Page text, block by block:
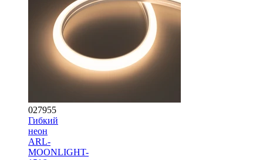
027955
Гибкий
неон
ARL-
MOONLIGHT-